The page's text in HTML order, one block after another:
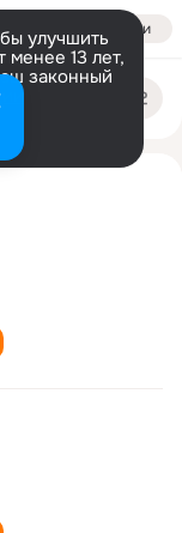
Войти
улучшить
менее 13 лет,
законный